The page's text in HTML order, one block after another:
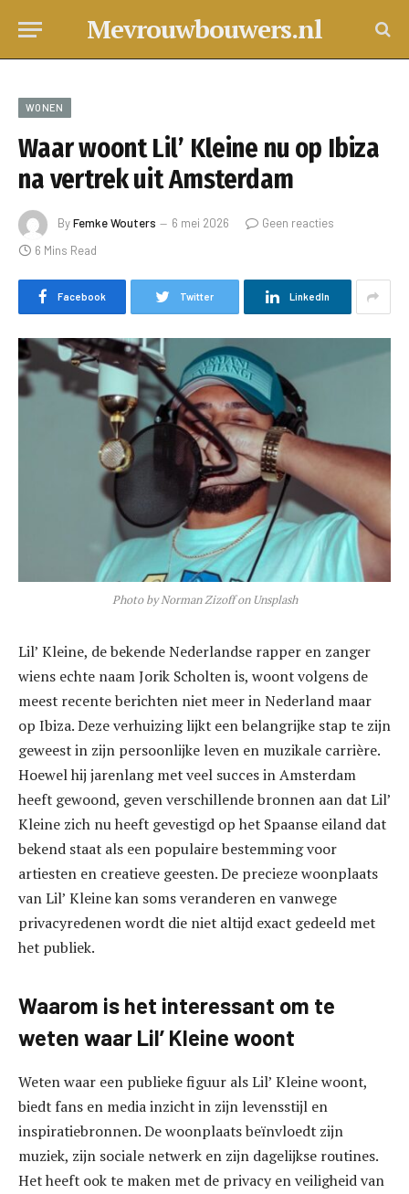
Mevrouwbouwers.nl
WONEN
Waar woont Lil’ Kleine nu op Ibiza
na vertrek uit Amsterdam
ByFemke Wouters 6 mei 2026
Geen reacties
6 Mins Read
Facebook Twitter LinkedIn
Photo by Norman Zizoff on Unsplash
Lil’ Kleine, de bekende Nederlandse rapper en zanger
wiens echte naam Jorik Scholten is, woont volgens de
meest recente berichten niet meer in Nederland maar
op Ibiza. Deze verhuizing lijkt een belangrijke stap te zijn
geweest in zijn persoonlijke leven en muzikale carrière.
Hoewel hij jarenlang met veel succes in Amsterdam
heeft gewoond, geven verschillende bronnen aan dat Lil’
Kleine zich nu heeft gevestigd op het Spaanse eiland dat
bekend staat als een populaire bestemming voor
artiesten en creatieve geesten. De precieze woonplaats
van Lil’ Kleine kan soms veranderen en vanwege
privacyredenen wordt die niet altijd exact gedeeld met
het publiek.
Waarom is het interessant om te
weten waar Lil’ Kleine woont
Weten waar een publieke figuur als Lil’ Kleine woont,
biedt fans en media inzicht in zijn levensstijl en
inspiratiebronnen. De woonplaats beïnvloedt zijn
muziek, zijn sociale netwerk en zijn dagelijkse routines.
Het heeft ook te maken met de privacy en veiligheid van